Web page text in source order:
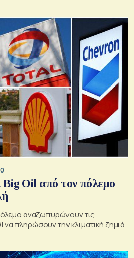
Big Oil από τον πόλεμο
αναζωπυρώνουν τις
να πληρώσουν την κλιματική ζημιά